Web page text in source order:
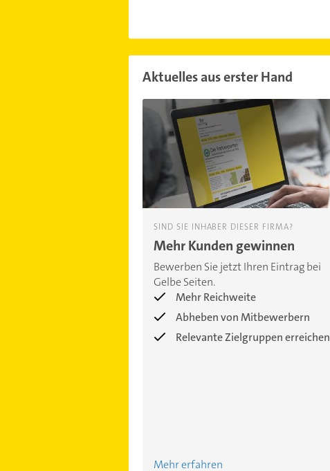
Aktuelles aus erster Hand
SIND SIE INHABER DIESER FIRMA?
Mehr Kunden gewinnen
Bewerben Sie jetzt Ihren Eintrag bei
Gelbe Seiten.
Mehr Reichweite
Abheben von Mitbewerbern
Relevante Zielgruppen erreichen
Mehr erfahren